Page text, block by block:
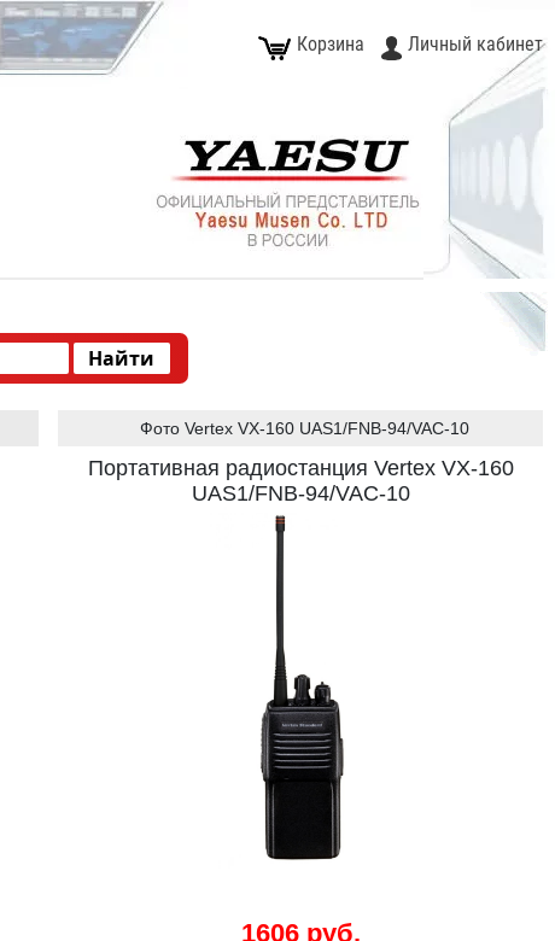
Корзина Личный кабинет
Фото Vertex VX-160 UАS1/FNB-94/VAC-10
Портативная радиостанция Vertex VX-160
UАS1/FNB-94/VAC-10
1606 руб.